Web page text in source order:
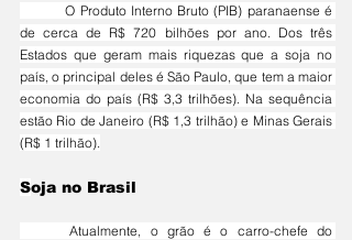
	O Produto Interno Bruto (PIB) paranaense é
de cerca de R$ 720 bilhões por ano. Dos três
Estados que geram mais riquezas que a soja no
país, o principal deles é São Paulo, que tem a maior
economia do país (R$ 3,3 trilhões). Na sequência
estão Rio de Janeiro (R$ 1,3 trilhão) e Minas Gerais
(R$ 1 trilhão).
Soja no Brasil
	Atualmente, o grão é o carro-chefe do